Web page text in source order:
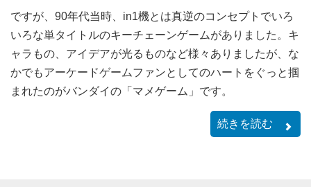
ですが、90年代当時、in1機とは真逆のコンセプトでいろ
いろな単タイトルのキーチェーンゲームがありました。キ
ャラもの、アイデアが光るものなど様々ありましたが、な
かでもアーケードゲームファンとしてのハートをぐっと掴
まれたのがバンダイの「マメゲーム」です。
続きを読む